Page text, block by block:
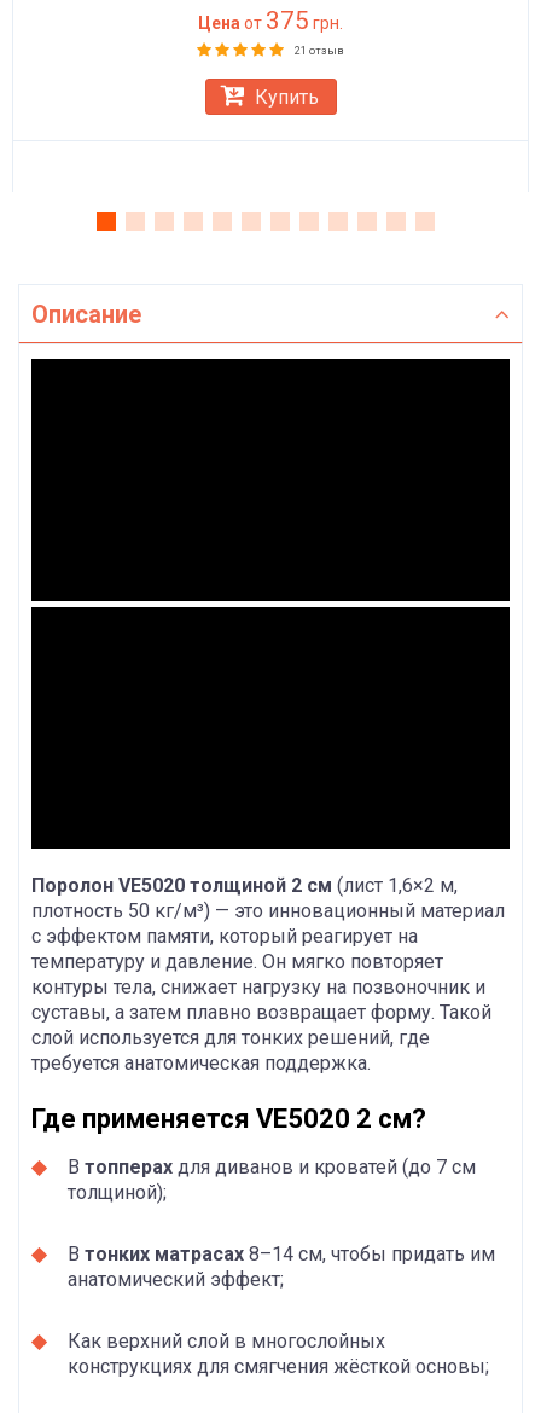
Цена от 375 грн.
21 отзыв
Купить
Описание
Поролон VE5020 толщиной 2 см (лист 1,6×2 м,
плотность 50 кг/м³) — это инновационный материал
с эффектом памяти, который реагирует на
температуру и давление. Он мягко повторяет
контуры тела, снижает нагрузку на позвоночник и
суставы, а затем плавно возвращает форму. Такой
слой используется для тонких решений, где
требуется анатомическая поддержка.
Где применяется VE5020 2 см?
В топперах для диванов и кроватей (до 7 см
толщиной);
В тонких матрасах 8–14 см, чтобы придать им
анатомический эффект;
Как верхний слой в многослойных
конструкциях для смягчения жёсткой основы;